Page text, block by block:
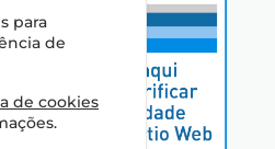
para
de
de cookies